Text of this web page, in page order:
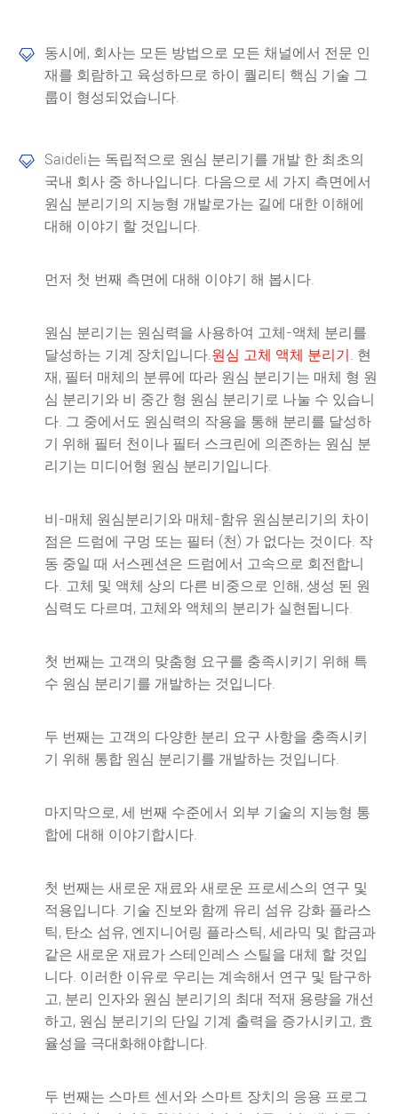

동시에, 회사는 모든 방법으로 모든 채널에서 전문 인
재를 회람하고 육성하므로 하이 퀄리티 핵심 기술 그
룹이 형성되었습니다.

Saideli는 독립적으로 원심 분리기를 개발 한 최초의
국내 회사 중 하나입니다. 다음으로 세 가지 측면에서
원심 분리기의 지능형 개발로가는 길에 대한 이해에
대해 이야기 할 것입니다.
먼저 첫 번째 측면에 대해 이야기 해 봅시다.
원심 분리기는 원심력을 사용하여 고체-액체 분리를
달성하는 기계 장치입니다. 원심 고체 액체 분리기 . 현
재, 필터 매체의 분류에 따라 원심 분리기는 매체 형 원
심 분리기와 비 중간 형 원심 분리기로 나눌 수 있습니
다. 그 중에서도 원심력의 작용을 통해 분리를 달성하
기 위해 필터 천이나 필터 스크린에 의존하는 원심 분
리기는 미디어형 원심 분리기입니다.
비-매체 원심분리기와 매체-함유 원심분리기의 차이
점은 드럼에 구멍 또는 필터 (천) 가 없다는 것이다. 작
동 중일 때 서스펜션은 드럼에서 고속으로 회전합니
다. 고체 및 액체 상의 다른 비중으로 인해, 생성 된 원
심력도 다르며, 고체와 액체의 분리가 실현됩니다.
첫 번째는 고객의 맞춤형 요구를 충족시키기 위해 특
수 원심 분리기를 개발하는 것입니다.
두 번째는 고객의 다양한 분리 요구 사항을 충족시키
기 위해 통합 원심 분리기를 개발하는 것입니다.
마지막으로, 세 번째 수준에서 외부 기술의 지능형 통
합에 대해 이야기합시다.
첫 번째는 새로운 재료와 새로운 프로세스의 연구 및
적용입니다. 기술 진보와 함께 유리 섬유 강화 플라스
틱, 탄소 섬유, 엔지니어링 플라스틱, 세라믹 및 합금과
같은 새로운 재료가 스테인레스 스틸을 대체 할 것입
니다. 이러한 이유로 우리는 계속해서 연구 및 탐구하
고, 분리 인자와 원심 분리기의 최대 적재 용량을 개선
하고, 원심 분리기의 단일 기계 출력을 증가시키고, 효
율성을 극대화해야합니다.
두 번째는 스마트 센서와 스마트 장치의 응용 프로그